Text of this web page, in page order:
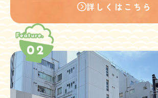
詳しくはこちら
02